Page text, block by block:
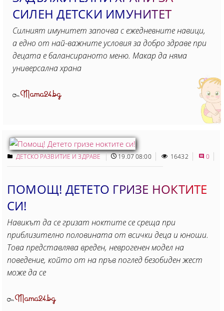
СИЛЕН ДЕТСКИ ИМУНИТЕТ
Силният имунитет започва с ежедневните навици,
а едно от най-важните условия за добро здраве при
децата е балансираното меню. Макар да няма
универсална храна
ОтMama24.bg
ДЕТСКО РАЗВИТИЕ И ЗДРАВЕ 19.07 08:00 16432 0
ПОМОЩ! ДЕТЕТО ГРИЗЕ НОКТИТЕ
СИ!
Навикът да се гризат ноктите се среща при
приблизително половината от всички деца и юноши.
Това представлява вреден, неврогенен модел на
поведение, който от на пръв поглед безобиден жест
може да се
ОтMama24.bg